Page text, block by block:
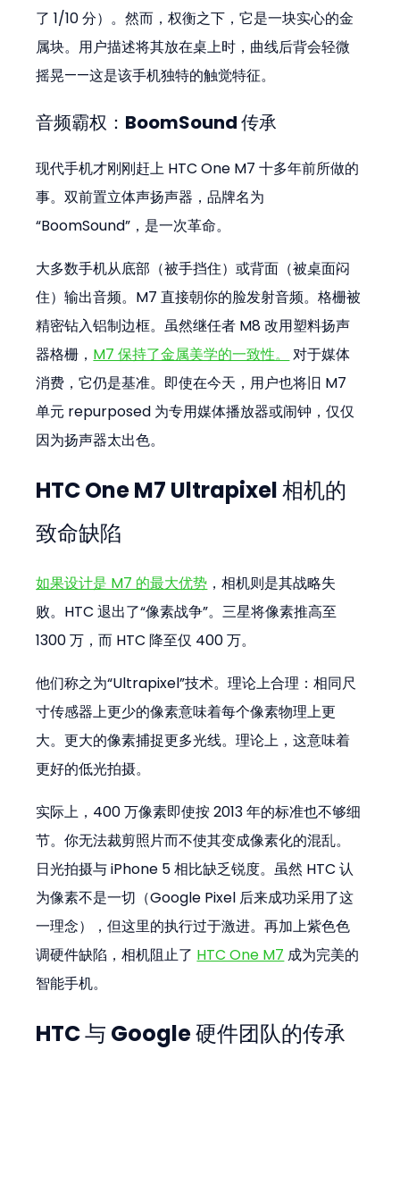
了 1/10 分）。然而，权衡之下，它是一块实心的金
属块。用户描述将其放在桌上时，曲线后背会轻微
摇晃——这是该手机独特的触觉特征。
音频霸权：BoomSound 传承
现代手机才刚刚赶上 HTC One M7 十多年前所做的
事。双前置立体声扬声器，品牌名为
“BoomSound”，是一次革命。
大多数手机从底部（被手挡住）或背面（被桌面闷
住）输出音频。M7 直接朝你的脸发射音频。格栅被
精密钻入铝制边框。虽然继任者 M8 改用塑料扬声
器格栅， M7 保持了金属美学的一致性。
对于媒体
消费，它仍是基准。即使在今天，用户也将旧 M7
单元 repurposed 为专用媒体播放器或闹钟，仅仅
因为扬声器太出色。
HTC One M7 Ultrapixel 相机的
致命缺陷
如果设计是 M7 的最大优势 ，相机则是其战略失
败。HTC 退出了“像素战争”。三星将像素推高至
1300 万，而 HTC 降至仅 400 万。
他们称之为“Ultrapixel”技术。理论上合理：相同尺
寸传感器上更少的像素意味着每个像素物理上更
大。更大的像素捕捉更多光线。理论上，这意味着
更好的低光拍摄。
实际上，400 万像素即使按 2013 年的标准也不够细
节。你无法裁剪照片而不使其变成像素化的混乱。
日光拍摄与 iPhone 5 相比缺乏锐度。虽然 HTC 认
为像素不是一切（Google Pixel 后来成功采用了这
一理念），但这里的执行过于激进。再加上紫色色
调硬件缺陷，相机阻止了 HTC One M7 成为完美的
智能手机。
HTC 与 Google 硬件团队的传承